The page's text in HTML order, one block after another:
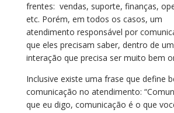
frentes: vendas, suporte, finanças,
etc. Porém, em todos os casos, um
atendimento responsável por
que eles precisam saber, dentro de
interação que precisa ser muito bem
Inclusive existe uma frase que define
comunicação no atendimento:
que eu digo, comunicação é o que